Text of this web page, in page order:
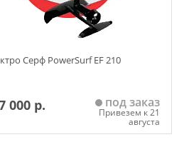
Серф PowerSurf EF 210
000 р. под заказ
Привезем к 21
августа